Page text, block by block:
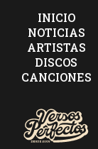
INICIO
NOTICIAS
ARTISTAS
DISCOS
CANCIONES